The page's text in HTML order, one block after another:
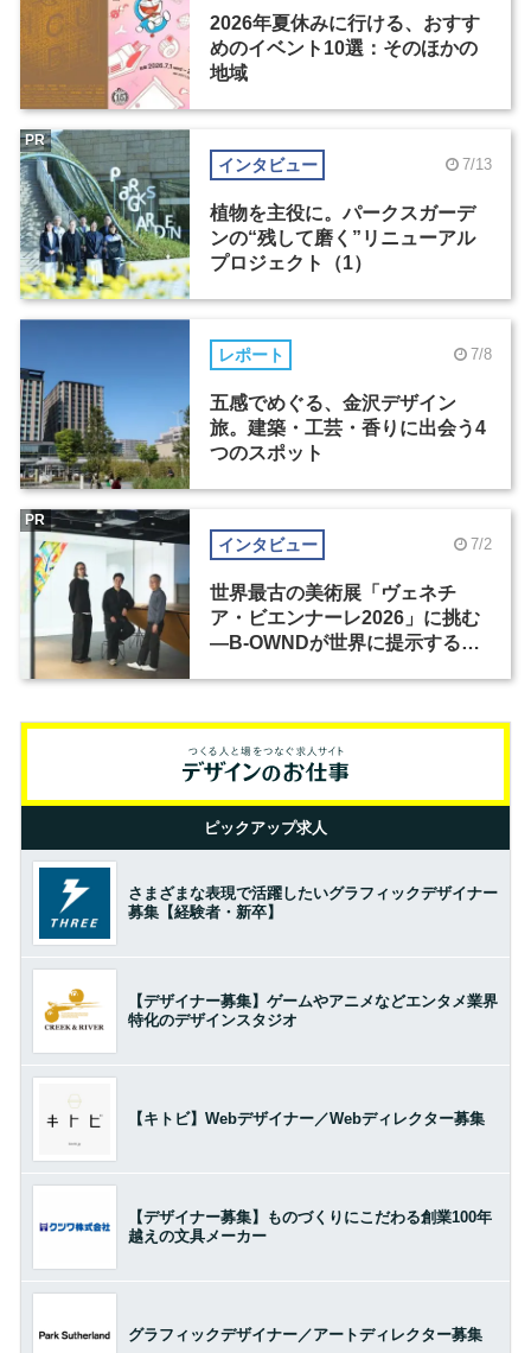
2026年夏休みに行ける、おすす
めのイベント10選：そのほかの
地域
インタビュー 7/13
植物を主役に。パークスガーデ
ンの“残して磨く”リニューアル
プロジェクト（1）
PR
レポート 7/8
五感でめぐる、金沢デザイン
旅。建築・工芸・香りに出会う4
つのスポット
インタビュー 7/2
世界最古の美術展「ヴェネチ
ア・ビエンナーレ2026」に挑む
―B-OWNDが世界に提示する美
PR
ピックアップ求人
さまざまな表現で活躍したいグラフィックデザイナー
募集【経験者・新卒】
【デザイナー募集】ゲームやアニメなどエンタメ業界
特化のデザインスタジオ
【キトビ】Webデザイナー／Webディレクター募集
【デザイナー募集】ものづくりにこだわる創業100年
越えの文具メーカー
グラフィックデザイナー／アートディレクター募集